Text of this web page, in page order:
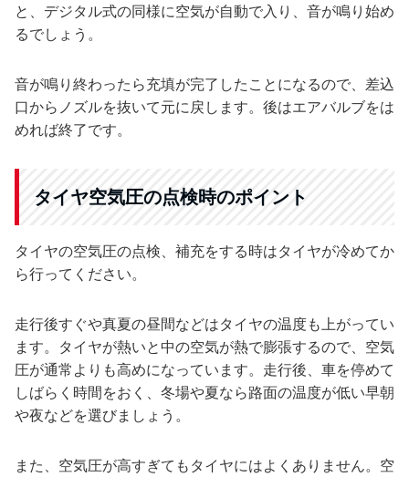
と、デジタル式の同様に空気が自動で入り、音が鳴り始め
るでしょう。
音が鳴り終わったら充填が完了したことになるので、差込
口からノズルを抜いて元に戻します。後はエアバルブをは
めれば終了です。
タイヤ空気圧の点検時のポイント
タイヤの空気圧の点検、補充をする時はタイヤが冷めてか
ら行ってください。
走行後すぐや真夏の昼間などはタイヤの温度も上がってい
ます。タイヤが熱いと中の空気が熱で膨張するので、空気
圧が通常よりも高めになっています。走行後、車を停めて
しばらく時間をおく、冬場や夏なら路面の温度が低い早朝
や夜などを選びましょう。
また、空気圧が高すぎてもタイヤにはよくありません。空